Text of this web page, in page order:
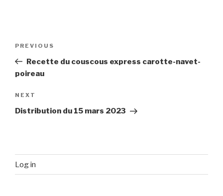
Previous
Post
PREVIOUS
Recette du couscous express carotte-navet-
poireau
Next
Post
NEXT
Distribution du 15 mars 2023
Log in